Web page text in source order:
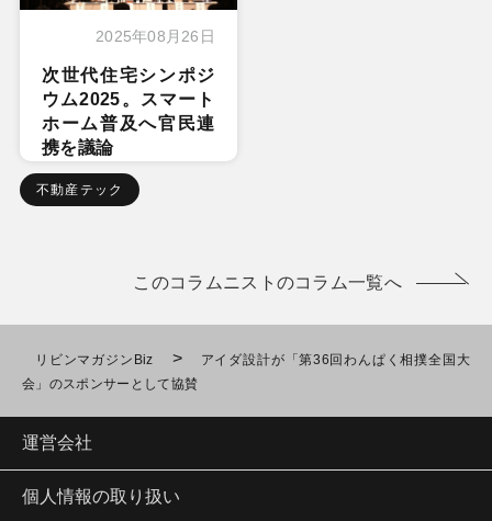
2025年08月26日
次世代住宅シンポジ
ウム2025。スマート
ホーム普及へ官民連
携を議論
不動産テック
このコラムニストのコラム一覧へ
リビンマガジンBiz >
アイダ設計が「第36回わんぱく相撲全国大
会」のスポンサーとして協賛
運営会社
個人情報の取り扱い